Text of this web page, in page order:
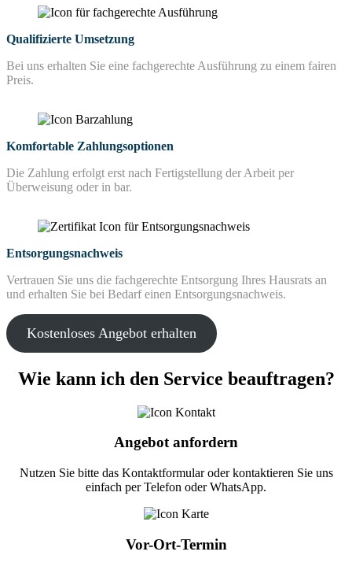
Qualifizierte Umsetzung
Bei uns erhalten Sie eine fachgerechte Ausführung zu einem fairen
Preis.
Komfortable Zahlungsoptionen
Die Zahlung erfolgt erst nach Fertigstellung der Arbeit per
Überweisung oder in bar.
Entsorgungsnachweis
Vertrauen Sie uns die fachgerechte Entsorgung Ihres Hausrats an
und erhalten Sie bei Bedarf einen Entsorgungsnachweis.
Kostenloses Angebot erhalten
Wie kann ich den Service beauftragen?
Angebot anfordern
Nutzen Sie bitte das Kontaktformular oder kontaktieren Sie uns
einfach per Telefon oder WhatsApp.
Vor-Ort-Termin